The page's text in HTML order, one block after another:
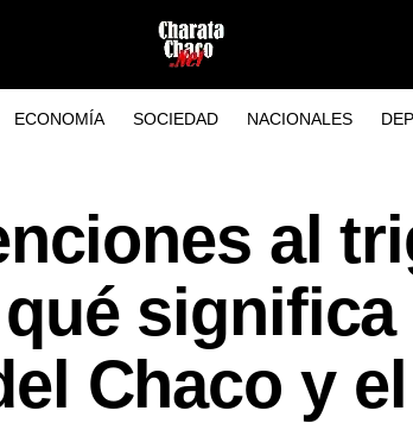
ECONOMÍA SOCIEDAD NACIONALES
al
significa
Chaco y